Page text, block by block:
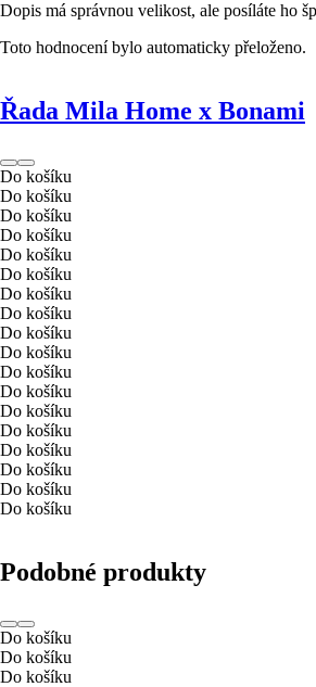
Dopis má správnou velikost, ale posíláte ho
Toto hodnocení bylo automaticky přeloženo.
Řada Mila Home x Bonami
Do košíku
Do košíku
Do košíku
Do košíku
Do košíku
Do košíku
Do košíku
Do košíku
Do košíku
Do košíku
Do košíku
Do košíku
Do košíku
Do košíku
Do košíku
Do košíku
Do košíku
Do košíku
Podobné produkty
Do košíku
Do košíku
Do košíku